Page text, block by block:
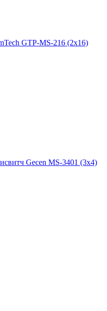
GTP-MS-216 (2x16)
Gecen MS-3401 (3x4)